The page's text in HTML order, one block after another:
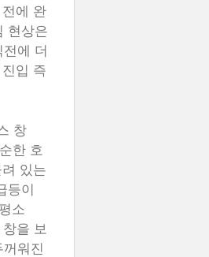
에 완
현상은
에 더
입 즉
창
한 호
있는
등이
소
을 보
워진